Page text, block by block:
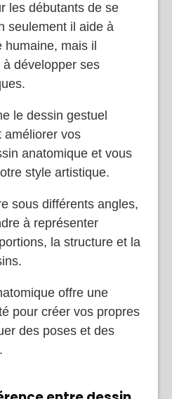
les débutants de se
seulement il aide à
mais il
développer ses
le dessin gestuel
améliorer vos
anatomique et vous
style artistique.
sous différents angles,
à représenter
la structure et la
offre une
pour créer vos propres
des poses et des